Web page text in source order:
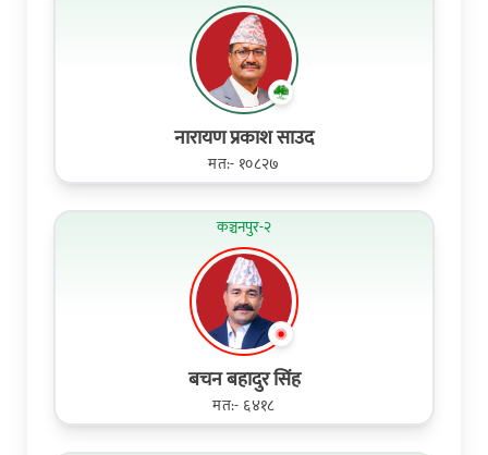
नारायण प्रकाश साउद
मत:- १०८२७
कञ्चनपुर-२
बचन बहादुर सिंह
मत:- ६४१८